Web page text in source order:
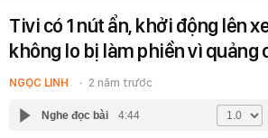
Tivi có 1 nút ẩn, khởi động lên
không lo bị làm phiền vì quảng
NGỌC LINH 2 năm trước
Nghe đọc bài 4:44